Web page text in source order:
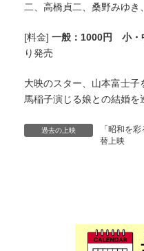
二、高橋貞二、桑野みゆき
[料金] 一般：1000円 小・
り発売
大映のスター、山本富士
馬稲子演じる娘との結婚を
過去の上映
「昭和を
替上映